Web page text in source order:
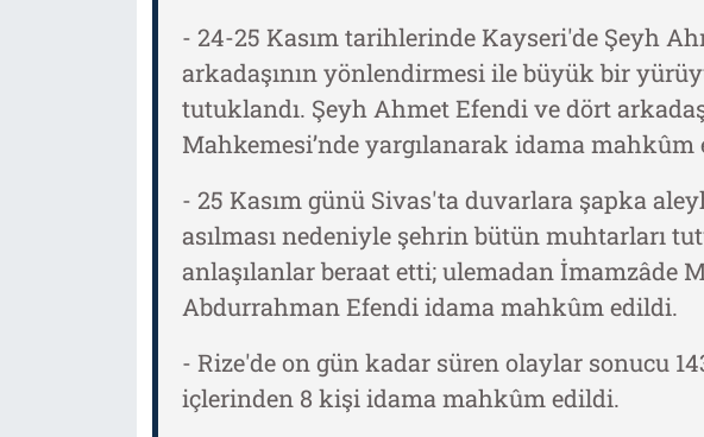
- 24-25 Kasım tarihlerinde Kayseri'de Şeyh
arkadaşının yönlendirmesi ile büyük bir
tutuklandı. Şeyh Ahmet Efendi ve dört
Mahkemesi’nde yargılanarak idama mahkûm
- 25 Kasım günü Sivas'ta duvarlara şapka
asılması nedeniyle şehrin bütün muhtarları
anlaşılanlar beraat etti; ulemadan İmamzâde
Abdurrahman Efendi idama mahkûm edildi.
- Rize'de on gün kadar süren olaylar sonucu
içlerinden 8 kişi idama mahkûm edildi.